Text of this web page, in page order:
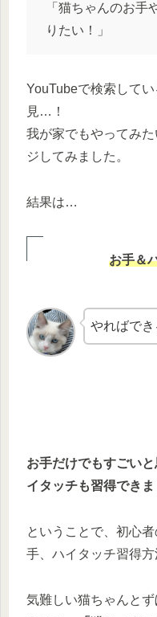
「猫ちゃんのお手
りたい！」
YouTubeで検索して
見…！
我が家でもやってみ
ジしてみました。
結果は…
お手＆
やればでき
お手だけでもすごい
イタッチも習得できま
ということで、初心
手、ハイタッチ習得方
気難しい猫ちゃんと